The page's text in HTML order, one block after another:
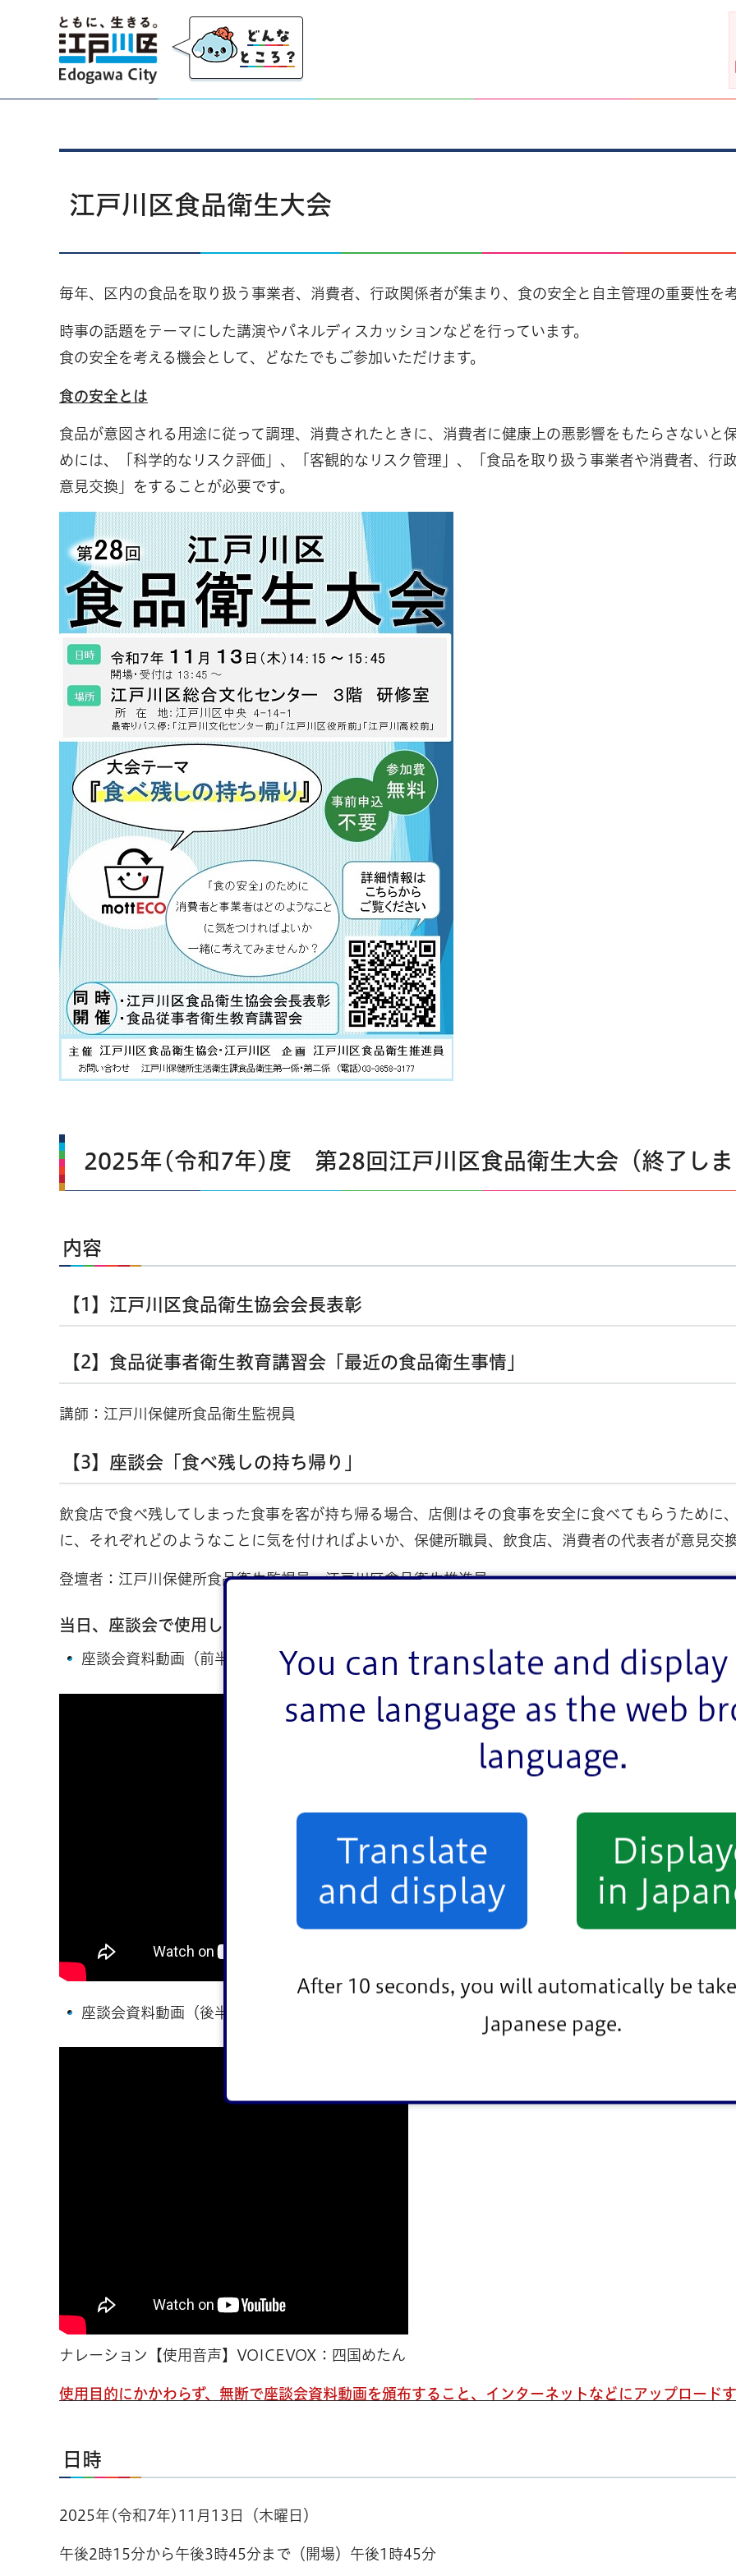
You can translate and
same language as the web
language.
Translate
and display
in
After 10 seconds, you will automatically be
Japanese page.
江戸川区
江戸川区食品衛生大会
毎年、区内の食品を取り扱う事業者、消費者、行政関係者が集まり、食の安全と自主管理の重要性を
時事の話題をテーマにした講演やパネルディスカッションなどを行っています。
食の安全を考える機会として、どなたでもご参加いただけます。
食の安全とは
食品が意図される用途に従って調理、消費されたときに、消費者に健康上の悪影響をもたらさないと
めには、「科学的なリスク評価」、「客観的なリスク管理」、「食品を取り扱う事業者や消費者、行
意見交換」をすることが必要です。
2025年(令和7年)度 第28回江戸川区食品衛生大会（終了し
内容
【1】江戸川区食品衛生協会会長表彰
【2】食品従事者衛生教育講習会「最近の食品衛生事情」
講師：江戸川保健所食品衛生監視員
【3】座談会「食べ残しの持ち帰り」
飲食店で食べ残してしまった食事を客が持ち帰る場合、店側はその食事を安全に食べてもらうために
に、それぞれどのようなことに気を付ければよいか、保健所職員、飲食店、消費者の代表者が意見交
登壇者：江戸川保健所食品衛生監視員、江戸川区食品衛生推進員
当日、座談会で使用した自動音声付き動画資料を掲載しております。
座談会資料動画（前半）
座談会資料動画（後半）
ナレーション【使用音声】VOICEVOX：四国めたん
使用目的にかかわらず、無断で座談会資料動画を頒布すること、インターネットなどにアップロード
日時
2025年(令和7年)11月13日（木曜日）
午後2時15分から午後3時45分まで（開場）午後1時45分